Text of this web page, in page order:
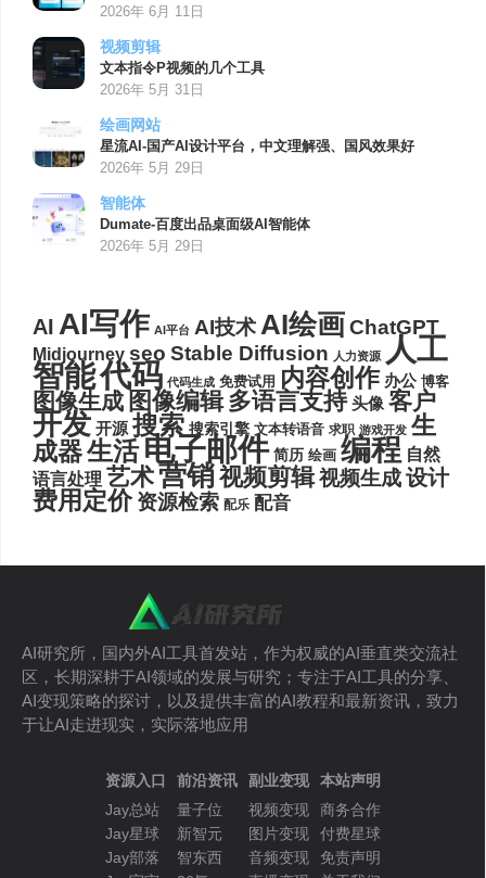
2026年 6月 11日
视频剪辑
文本指令P视频的几个工具
2026年 5月 31日
绘画网站
星流AI-国产AI设计平台，中文理解强、国风效果好
2026年 5月 29日
智能体
Dumate-百度出品桌面级AI智能体
2026年 5月 29日
AI AI写作 AI平台 AI技术AI绘画ChatGPT
Midjourney seo Stable Diffusion 人力资源 人工
智能代码 代码生成 免费试用 内容创作 办公 博客
图像生成 图像编辑 多语言支持 头像 客户
开发 开源 搜索 搜索引擎 文本转语音 求职 游戏开发 生
成器生活电子邮件 简历 绘画 编程 自然
语言处理 艺术营销视频剪辑视频生成设计
费用定价 资源检索 配乐 配音
AI研究所，国内外AI工具首发站，作为权威的AI垂直类交流社
区，长期深耕于AI领域的发展与研究；专注于AI工具的分享、
AI变现策略的探讨，以及提供丰富的AI教程和最新资讯，致力
于让AI走进现实，实际落地应用
资源入口
Jay总站
Jay星球
Jay部落
前沿资讯
量子位
新智元
智东西
副业变现
视频变现
图片变现
音频变现
本站声明
商务合作
付费星球
免责声明